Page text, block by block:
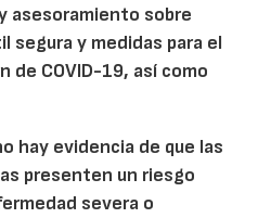
asesoramiento sobre
segura y medidas para el
n de COVID-19, así como
hay evidencia de que las
presenten un riesgo
severa o